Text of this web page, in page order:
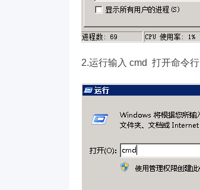
2.运行输入 cmd 打开命令行